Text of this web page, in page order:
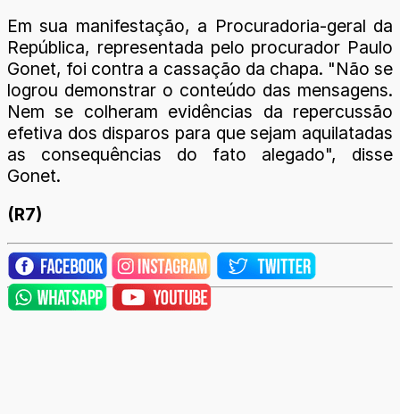
Em sua manifestação, a Procuradoria-geral da
República, representada pelo procurador Paulo
Gonet, foi contra a cassação da chapa. "Não se
logrou demonstrar o conteúdo das mensagens.
Nem se colheram evidências da repercussão
efetiva dos disparos para que sejam aquilatadas
as consequências do fato alegado", disse
Gonet.
(R7)